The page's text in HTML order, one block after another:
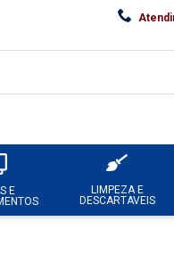
E
LIMPEZA E
DESCARTAVEIS